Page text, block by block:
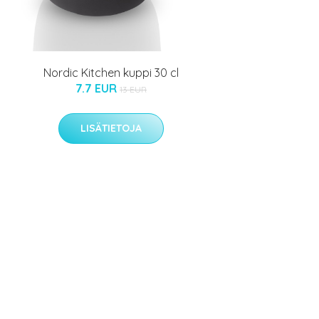
Nordic Kitchen kuppi 30 cl
7.7 EUR 13 EUR
LISÄTIETOJA